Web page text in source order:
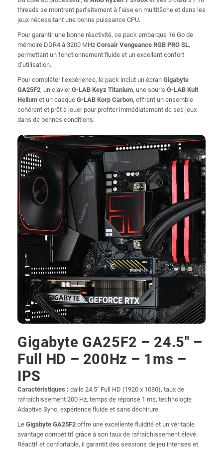
threads se montrent parfaitement à l’aise en multitâche et dans les
jeux nécessitant une bonne puissance CPU.
Pour garantir une bonne réactivité, ce pack embarque 16 Go de
mémoire DDR4 à 3200 MHz Corsair Vengeance RGB PRO SL,
permettant un fonctionnement fluide et un excellent confort
d’utilisation.
Pour compléter l’expérience, le pack inclut un écran Gigabyte
GA25F2, un clavierG-LAB Keyz Titanium, une souris G-LAB Kult
Helium et un casque G-LAB Korp Carbon, offrant un ensemble
cohérent et prêt à jouer pour profiter immédiatement de ses jeux
dans de bonnes conditions.
Gigabyte GA25F2 – 24.5" –
Full HD – 200Hz – 1ms –
IPS
Caractéristiques : dalle 24.5" Full HD (1920 x 1080), taux de
rafraîchissement 200 Hz, temps de réponse 1 ms, technologie
Adaptive Sync, expérience fluide et sans déchirure.
Le Gigabyte GA25F2 offre une excellente fluidité et un véritable
avantage compétitif grâce à son taux de rafraîchissement élevé.
Réactif et confortable, il garantit des sessions de jeu intenses et